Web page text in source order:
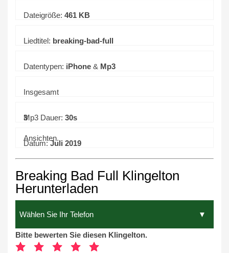
Dateigröße: 461 KB
Liedtitel: breaking-bad-full
Datentypen: iPhone & Mp3
Insgesamt
3
Ansichten.
Mp3 Dauer: 30s
Datum:Juli 2019
Breaking Bad Full Klingelton
Herunterladen
Bitte bewerten Sie diesen Klingelton.